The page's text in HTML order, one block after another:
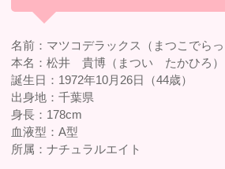
名前：マツコデラックス（まつこでらっ
本名：松井 貴博（まつい たかひろ）
誕生日：1972年10月26日（44歳）
出身地：千葉県
身長：178cm
血液型：A型
所属：ナチュラルエイト